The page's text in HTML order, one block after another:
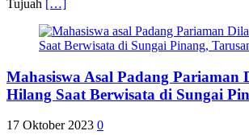
Tujuah […]
Mahasiswa Asal Padang Pariaman
Hilang Saat Berwisata di Sungai
17 Oktober 2023 0